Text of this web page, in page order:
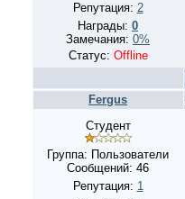
Репутация: 2
Награды: 0
Замечания: 0%
Статус: Offline
Fergus
Студент
Группа: Пользователи
Сообщений: 46
Репутация: 1